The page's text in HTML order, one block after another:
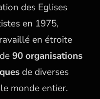
des Eglises
en 1975,
en étroite
90 organisations
de diverses
monde entier.